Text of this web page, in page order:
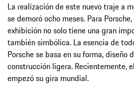
La realización de este nuevo traje a
se demoró ocho meses. Para
exhibición no solo tiene una gran
también simbólica. La esencia de
Porsche se basa en su forma, diseño
construcción ligera. Recientemente,
empezó su gira mundial.